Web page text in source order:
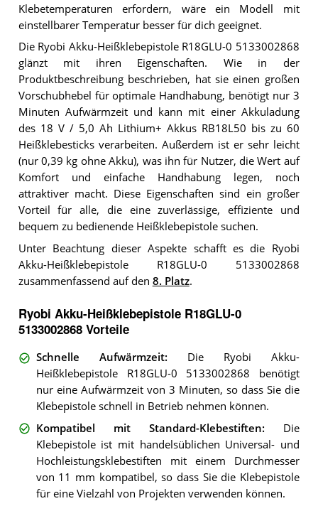
Klebetemperaturen erfordern, wäre ein Modell mit
einstellbarer Temperatur besser für dich geeignet.
Die Ryobi Akku-Heißklebepistole R18GLU-0 5133002868
glänzt mit ihren Eigenschaften. Wie in der
Produktbeschreibung beschrieben, hat sie einen großen
Vorschubhebel für optimale Handhabung, benötigt nur 3
Minuten Aufwärmzeit und kann mit einer Akkuladung
des 18 V / 5,0 Ah Lithium+ Akkus RB18L50 bis zu 60
Heißklebesticks verarbeiten. Außerdem ist er sehr leicht
(nur 0,39 kg ohne Akku), was ihn für Nutzer, die Wert auf
Komfort und einfache Handhabung legen, noch
attraktiver macht. Diese Eigenschaften sind ein großer
Vorteil für alle, die eine zuverlässige, effiziente und
bequem zu bedienende Heißklebepistole suchen.
Unter Beachtung dieser Aspekte schafft es die Ryobi
Akku-Heißklebepistole R18GLU-0 5133002868
zusammenfassend auf den 8. Platz.
Ryobi Akku-Heißklebepistole R18GLU-0
5133002868 Vorteile
Schnelle Aufwärmzeit: Die Ryobi Akku-
Heißklebepistole R18GLU-0 5133002868 benötigt
nur eine Aufwärmzeit von 3 Minuten, so dass Sie die
Klebepistole schnell in Betrieb nehmen können.
Kompatibel mit Standard-Klebestiften: Die
Klebepistole ist mit handelsüblichen Universal- und
Hochleistungsklebestiften mit einem Durchmesser
von 11 mm kompatibel, so dass Sie die Klebepistole
für eine Vielzahl von Projekten verwenden können.